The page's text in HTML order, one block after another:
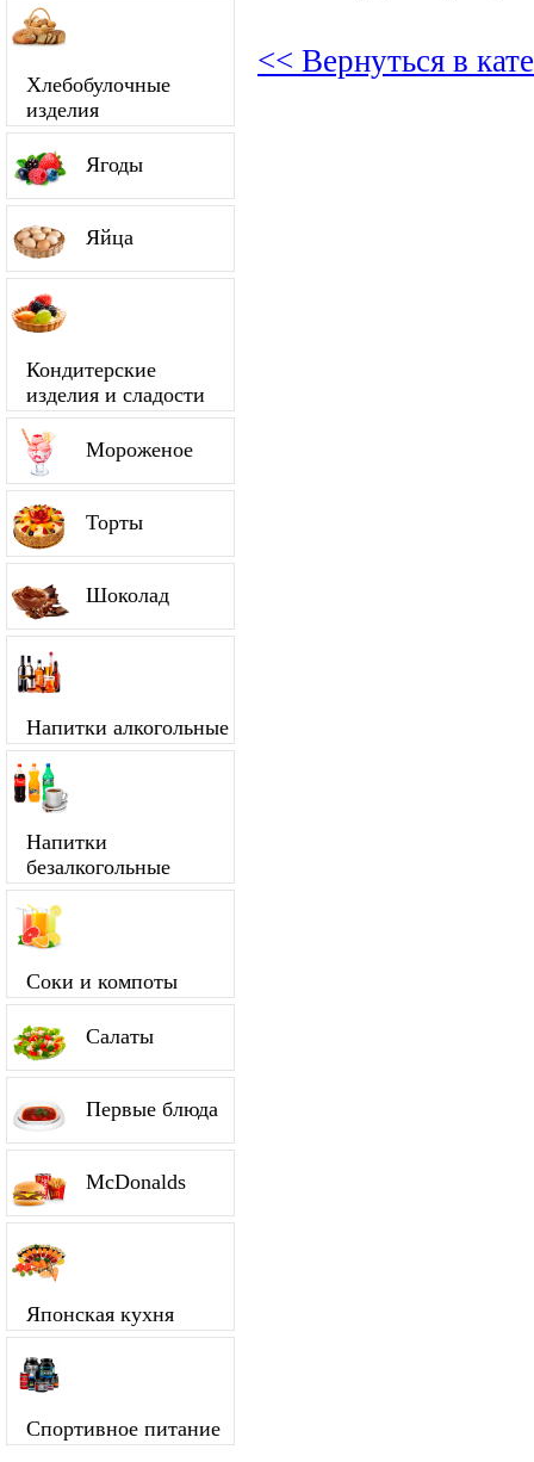
Хлебобулочные
изделия
Ягоды
Яйца
Кондитерские
изделия и сладости
Мороженое
Торты
Шоколад
Напитки алкогольные
Напитки
безалкогольные
Соки и компоты
Салаты
Первые блюда
McDonalds
Японская кухня
Спортивное питание
<< Вернуться в